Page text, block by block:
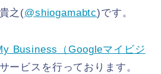
之(@shiogamabtc)です。
Business（Googleマイビジ
サービスを行っております。